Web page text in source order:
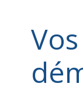
Vos